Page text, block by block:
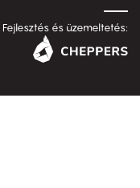
Fejlesztés és üzemeltetés: